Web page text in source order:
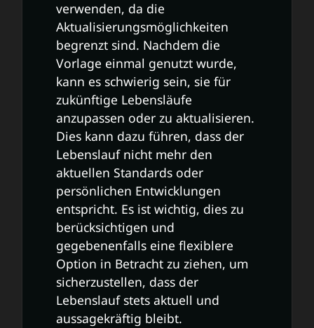
verwenden, da die
Aktualisierungsmöglichkeiten
begrenzt sind. Nachdem die
Vorlage einmal genutzt wurde,
kann es schwierig sein, sie für
zukünftige Lebensläufe
anzupassen oder zu aktualisieren.
Dies kann dazu führen, dass der
Lebenslauf nicht mehr den
aktuellen Standards oder
persönlichen Entwicklungen
entspricht. Es ist wichtig, dies zu
berücksichtigen und
gegebenenfalls eine flexiblere
Option in Betracht zu ziehen, um
sicherzustellen, dass der
Lebenslauf stets aktuell und
aussagekräftig bleibt.